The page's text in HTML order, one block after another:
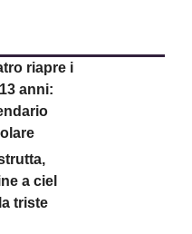
riapre i
anni:
a ciel
triste